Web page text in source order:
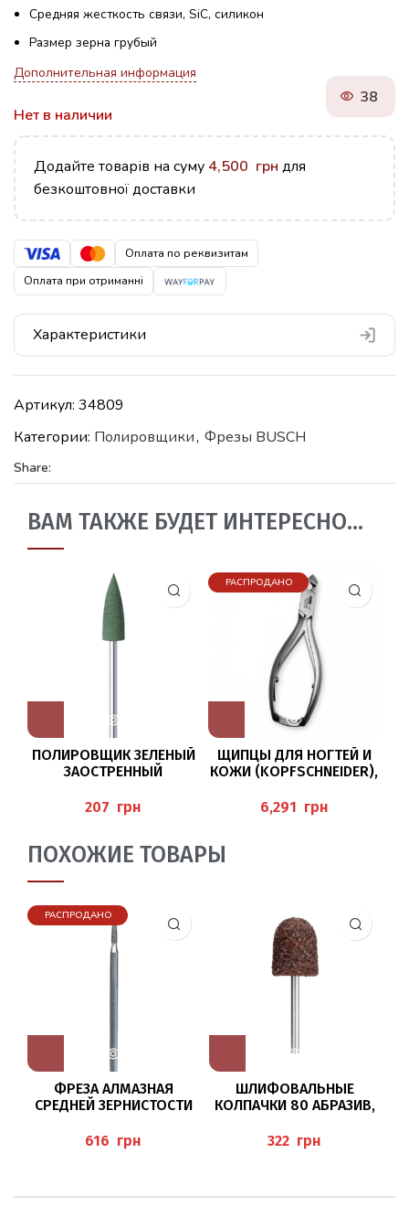
Средняя жесткость связи, SiC, силикон
Размер зерна грубый
Дополнительная информация
Нет в наличии
38
Додайте товарів на суму 4,500 грн для
безкоштовної доставки
Оплата по реквизитам
Оплата при отриманні
Характеристики
Артикул: 34809
Категории: Полировщики, Фрезы BUSCH
Share:
ВАМ ТАКЖЕ БУДЕТ ИНТЕРЕСНО…
ПОЛИРОВЩИК ЗЕЛЕНЫЙ
ЗАОСТРЕННЫЙ
грн
РАСПРОДАНО
ЩИПЦЫ ДЛЯ НОГТЕЙ И
КОЖИ (KOPFSCHNEIDER),
грн
ПОХОЖИЕ ТОВАРЫ
РАСПРОДАНО
ФРЕЗА АЛМАЗНАЯ
СРЕДНЕЙ ЗЕРНИСТОСТИ
грн
ШЛИФОВАЛЬНЫЕ
КОЛПАЧКИ 80 АБРАЗИВ,
грн